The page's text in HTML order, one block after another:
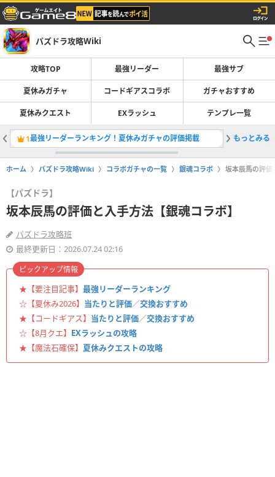
パズドラ攻略Wiki
攻略TOP 最強リーダー 最強サブ
夏休みガチャ コードギアスコラボ ガチャおすすめ
夏休みクエスト EXラッシュ テンプレ一覧
1最強リーダーランキング！夏休みガチャの評価掲載 2夏休み
もっとみる
ホーム パズドラ攻略Wiki コラボガチャの一覧 銀魂コラボ 坂本辰馬の評価
【パズドラ】
坂本辰馬の評価と入手方法【銀魂コラボ】
パズドラ攻略班
最終更新日：2026.07.24 02:16
★【要注目記事】 最強リーダーランキング
☆【夏休み2026】 当たりと評価／交換おすすめ
★【コードギアス】 当たりと評価／交換おすすめ
☆【8月クエ】 EXラッシュの攻略
★【魔法石確保】 夏休みクエストの攻略
ピックアップ情報